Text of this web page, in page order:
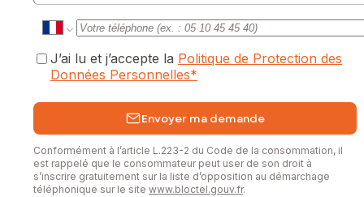
J’ai lu et j’accepte la Politique de Protection des
Données Personnelles*
Envoyer ma demande
Conformément à l’article L.223-2 du Code de la consommation, il
est rappelé que le consommateur peut user de son droit à
s’inscrire gratuitement sur la liste d’opposition au démarchage
téléphonique sur le site www.bloctel.gouv.fr.